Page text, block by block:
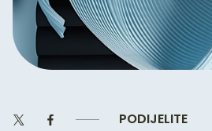
PODIJELITE